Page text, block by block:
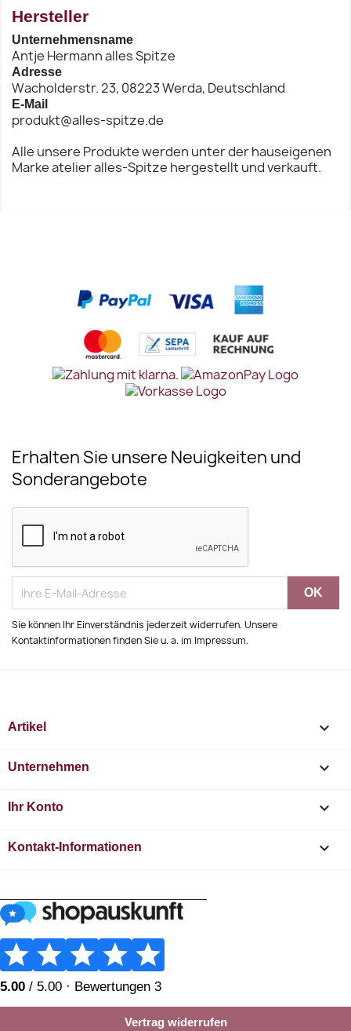
Hersteller
Unternehmensname
Antje Hermann alles Spitze
Adresse
Wacholderstr. 23, 08223 Werda, Deutschland
E-Mail
produkt@alles-spitze.de
Alle unsere Produkte werden unter der hauseigenen
Marke atelier alles-Spitze hergestellt und verkauft.
Erhalten Sie unsere Neuigkeiten und
Sonderangebote
Sie können Ihr Einverständnis jederzeit widerrufen. Unsere
Kontaktinformationen finden Sie u. a. im Impressum.
Artikel 
Unternehmen 
Ihr Konto 
Kontakt-Informationen keyboard_arrow_down
Vertrag widerrufen